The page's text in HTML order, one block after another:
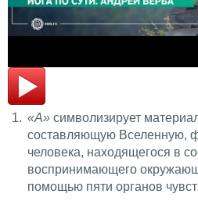
«А» символизирует
составляющую Вселенную,
человека, находящегося в
воспринимающего
помощью пяти органов